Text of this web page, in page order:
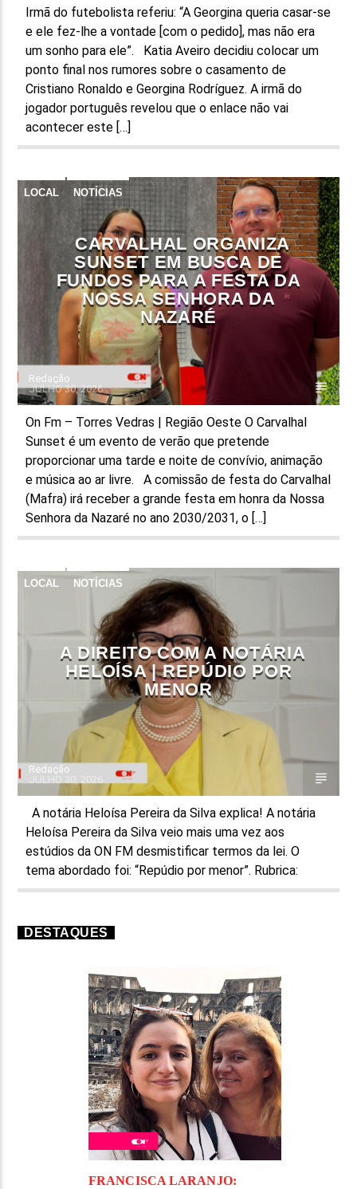
Irmã do futebolista referiu: “A Georgina queria casar-se
e ele fez-lhe a vontade [com o pedido], mas não era
um sonho para ele”. Katia Aveiro decidiu colocar um
ponto final nos rumores sobre o casamento de
Cristiano Ronaldo e Georgina Rodríguez. A irmã do
jogador português revelou que o enlace não vai
acontecer este […]
LOCAL NOTÍCIAS
CARVALHAL ORGANIZA
SUNSET EM BUSCA DE
FUNDOS PARA A FESTA DA
NOSSA SENHORA DA
NAZARÉ
Redação
JULHO 30, 2026
On Fm – Torres Vedras | Região Oeste O Carvalhal
Sunset é um evento de verão que pretende
proporcionar uma tarde e noite de convívio, animação
e música ao ar livre. A comissão de festa do Carvalhal
(Mafra) irá receber a grande festa em honra da Nossa
Senhora da Nazaré no ano 2030/2031, o […]
LOCAL NOTÍCIAS
A DIREITO COM A NOTÁRIA
HELOÍSA | ⁠REPÚDIO POR
MENOR
Redação
A notária Heloísa Pereira da Silva explica! A notária
Heloísa Pereira da Silva veio mais uma vez aos
estúdios da ON FM desmistificar termos da lei. O
tema abordado foi: “⁠Repúdio por menor”. Rubrica:
DESTAQUES
FRANCISCA LARANJO: